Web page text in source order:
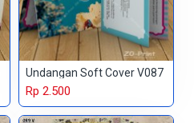
Undangan Soft Cover V087
Rp 2.500